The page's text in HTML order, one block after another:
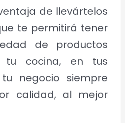
de llevártelos
te permitirá tener
de productos
cocina, en tus
negocio siempre
calidad, al mejor